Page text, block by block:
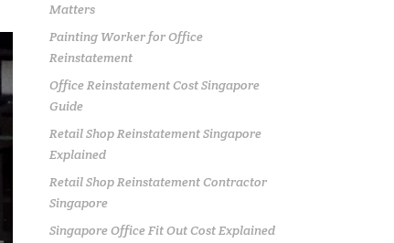
Matters
Painting Worker for Office
Reinstatement
Office Reinstatement Cost Singapore
Guide
Retail Shop Reinstatement Singapore
Explained
Retail Shop Reinstatement Contractor
Singapore
Singapore Office Fit Out Cost Explained